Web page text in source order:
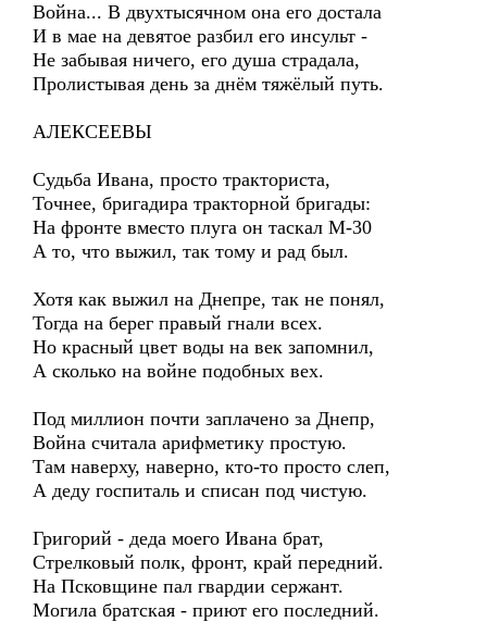
Война... В двухтысячном она его достала
И в мае на девятое разбил его инсульт -
Не забывая ничего, его душа страдала,
Пролистывая день за днём тяжёлый путь.
АЛЕКСЕЕВЫ
Судьба Ивана, просто тракториста,
Точнее, бригадира тракторной бригады:
На фронте вместо плуга он таскал М-30
А то, что выжил, так тому и рад был.
Хотя как выжил на Днепре, так не понял,
Тогда на берег правый гнали всех.
Но красный цвет воды на век запомнил,
А сколько на войне подобных вех.
Под миллион почти заплачено за Днепр,
Война считала арифметику простую.
Там наверху, наверно, кто-то просто слеп,
А деду госпиталь и списан под чистую.
Григорий - деда моего Ивана брат,
Стрелковый полк, фронт, край передний.
На Псковщине пал гвардии сержант.
Могила братская - приют его последний.